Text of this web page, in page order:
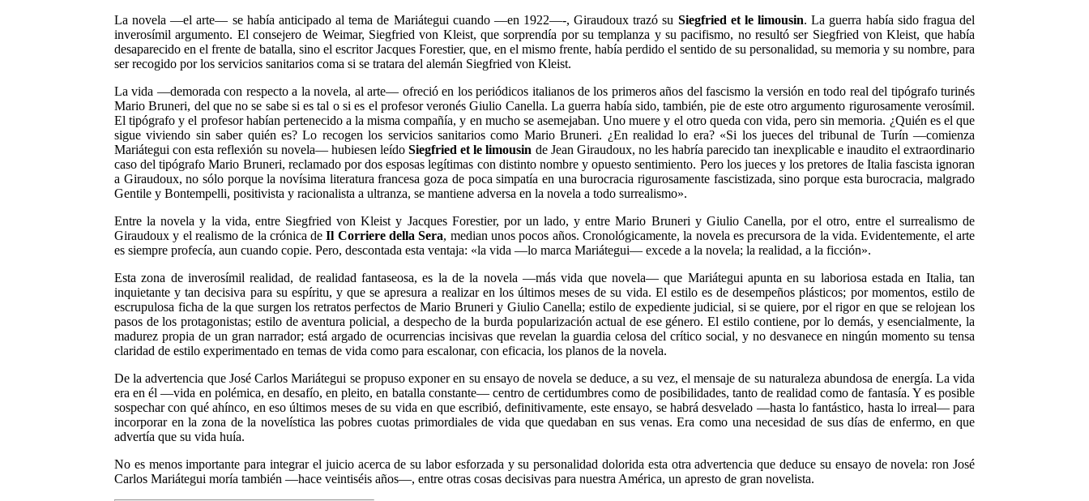
La novela —el arte— se había anticipado al tema de Mariátegui cuando —en 1922—-, Giraudoux trazó su Siegfried et le limousin. La guerra había sido fragua del
inverosímil argumento. El consejero de Weimar, Siegfried von Kleist, que sorprendía por su templanza y su pacifismo, no resultó ser Siegfried von Kleist, que había
desaparecido en el frente de batalla, sino el escritor Jacques Forestier, que, en el mismo frente, había perdido el sentido de su personalidad, su memoria y su nombre, para
ser recogido por los servicios sanitarios coma si se tratara del alemán Siegfried von Kleist.
La vida —demorada con respecto a la novela, al arte— ofreció en los periódicos italianos de los primeros años del fascismo la versión en todo real del tipógrafo turinés
Mario Bruneri, del que no se sabe si es tal o si es el profesor veronés Giulio Canella. La guerra había sido, también, pie de este otro argumento rigurosamente verosímil.
El tipógrafo y el profesor habían pertenecido a la misma compañía, y en mucho se asemejaban. Uno muere y el otro queda con vida, pero sin memoria. ¿Quién es el que
sigue viviendo sin saber quién es? Lo recogen los servicios sanitarios como Mario Bruneri. ¿En realidad lo era? «Si los jueces del tribunal de Turín —comienza
Mariátegui con esta reflexión su novela— hubiesen leído Siegfried et le limousin de Jean Giraudoux, no les habría parecido tan inexplicable e inaudito el extraordinario
caso del tipógrafo Mario Bruneri, reclamado por dos esposas legítimas con distinto nombre y opuesto sentimiento. Pero los jueces y los pretores de Italia fascista ignoran
a Giraudoux, no sólo porque la novísima literatura francesa goza de poca simpatía en una burocracia rigurosamente fascistizada, sino porque esta burocracia, malgrado
Gentile y Bontempelli, positivista y racionalista a ultranza, se mantiene adversa en la novela a todo surrealismo».
Entre la novela y la vida, entre Siegfried von Kleist y Jacques Forestier, por un lado, y entre Mario Bruneri y Giulio Canella, por el otro, entre el surrealismo de
Giraudoux y el realismo de la crónica deIl Corriere della Sera, median unos pocos años. Cronológicamente, la novela es precursora de la vida. Evidentemente, el arte
es siempre profecía, aun cuando copie. Pero, descontada esta ventaja: «la vida —lo marca Mariátegui— excede a la novela; la realidad, a la ficción».
Esta zona de inverosímil realidad, de realidad fantaseosa, es la de la novela —más vida que novela— que Mariátegui apunta en su laboriosa estada en Italia, tan
inquietante y tan decisiva para su espíritu, y que se apresura a realizar en los últimos meses de su vida. El estilo es de desempeños plásticos; por momentos, estilo de
escrupulosa ficha de la que surgen los retratos perfectos de Mario Bruneri y Giulio Canella; estilo de expediente judicial, si se quiere, por el rigor en que se relojean los
pasos de los protagonistas; estilo de aventura policial, a despecho de la burda popularización actual de ese género. El estilo contiene, por lo demás, y esencialmente, la
madurez propia de un gran narrador; está argado de ocurrencias incisivas que revelan la guardia celosa del crítico social, y no desvanece en ningún momento su tensa
claridad de estilo experimentado en temas de vida como para escalonar, con eficacia, los planos de la novela.
De la advertencia que José Carlos Mariátegui se propuso exponer en su ensayo de novela se deduce, a su vez, el mensaje de su naturaleza abundosa de energía. La vida
era en él —vida en polémica, en desafío, en pleito, en batalla constante— centro de certidumbres como de posibilidades, tanto de realidad como de fantasía. Y es posible
sospechar con qué ahínco, en eso últimos meses de su vida en que escribió, definitivamente, este ensayo, se habrá desvelado —hasta lo fantástico, hasta lo irreal— para
incorporar en la zona de la novelística las pobres cuotas primordiales de vida que quedaban en sus venas. Era como una necesidad de sus días de enfermo, en que
advertía que su vida huía.
No es menos importante para integrar el juicio acerca de su labor esforzada y su personalidad dolorida esta otra advertencia que deduce su ensayo de novela: ron José
Carlos Mariátegui moría también —hace veintiséis años—, entre otras cosas decisivas para nuestra América, un apresto de gran novelista.